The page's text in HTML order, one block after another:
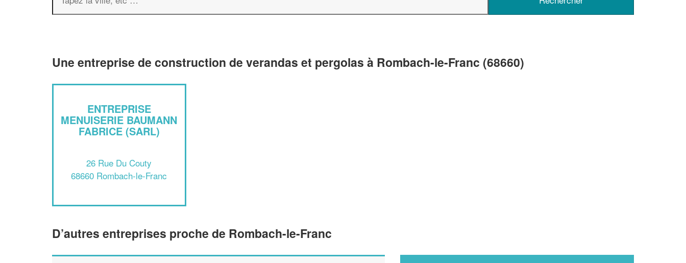
Une entreprise de construction de verandas et pergolas à Rombach-le-Franc (68660)
ENTREPRISE
MENUISERIE BAUMANN
FABRICE (SARL)
26 Rue Du Couty
68660 Rombach-le-Franc
D’autres entreprises proche de Rombach-le-Franc
Vous êtes un